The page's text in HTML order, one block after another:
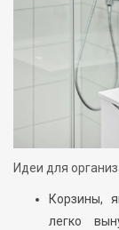
Идеи для
Корзины,
легко